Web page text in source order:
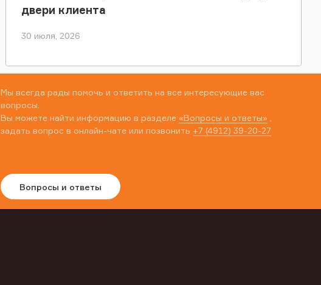
двери клиента
30 июля, 2026
Мы всегда рады помочь и ответить на все интересующие вас
вопросы.
Вы можете найти информацию в разделе «Вопросы и ответы»
задать вопрос в онлайн-чате или позвонить +7 (4912) 39-20-27
Вопросы и ответы